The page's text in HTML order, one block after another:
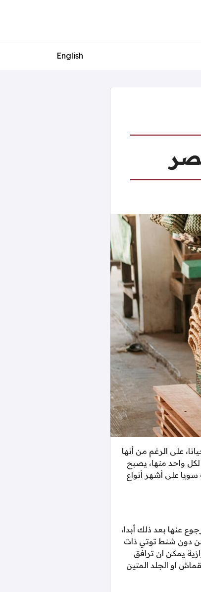
English
على الرغم من أنها
واحد منها، يصبح
على أشهر أنواع
عنها بعد ذلك أبدا،
من دون شنط توتي ذات
يمكن ان ترافق
او الجلد المتين